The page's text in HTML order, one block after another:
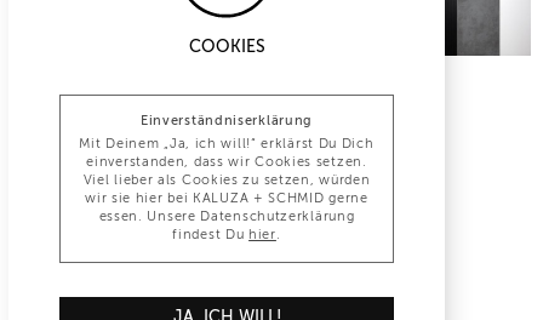
INFO@KALUZA-SCHMID.DE
COOKIES
Einverständniserklärung
Mit Deinem „Ja, ich will!“ erklärst Du Dich
einverstanden, dass wir Cookies setzen.
Viel lieber als Cookies zu setzen, würden
wir sie hier bei KALUZA + SCHMID gerne
essen. Unsere Datenschutzerklärung
findest Du hier